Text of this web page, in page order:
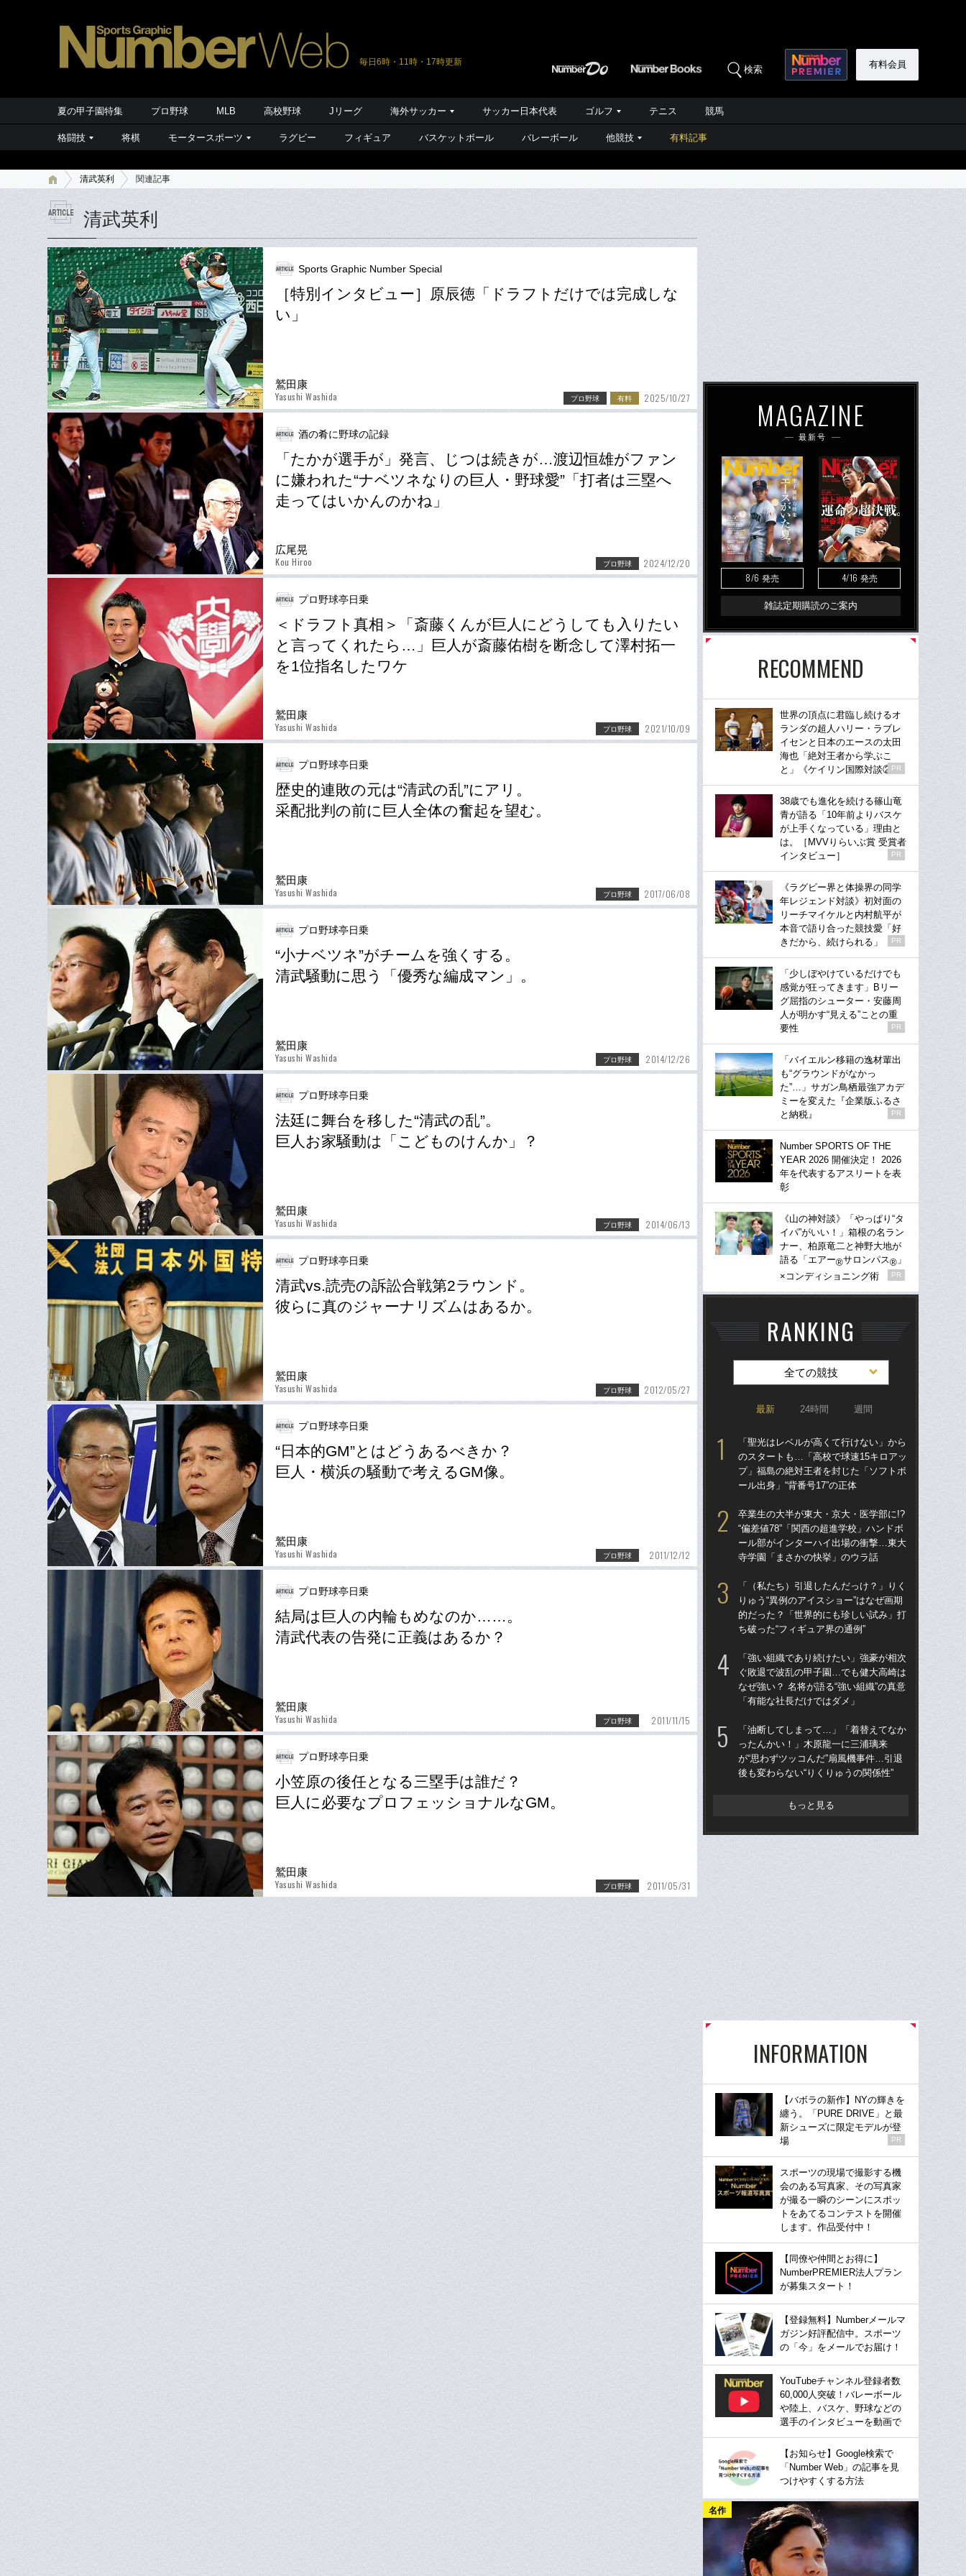
毎日6時・11時・17時更新
検索 有料会員
夏の甲子園特集 プロ野球 MLB 高校野球 Jリーグ 海外サッカー サッカー日本代表 ゴルフ テニス 競馬
格闘技 将棋 モータースポーツ ラグビー フィギュア バスケットボール バレーボール 他競技 有料記事
清武英利 関連記事
清武英利
Sports Graphic Number Special
［特別インタビュー］原辰徳「ドラフトだけでは完成しな
い」
鷲田康
Yasushi Washida プロ野球 有料 2025/10/27
酒の肴に野球の記録
「たかが選手が」発言、じつは続きが…渡辺恒雄がファン
に嫌われた“ナベツネなりの巨人・野球愛”「打者は三塁へ
走ってはいかんのかね」
広尾晃
Kou Hiroo プロ野球 2024/12/20
プロ野球亭日乗
＜ドラフト真相＞「斎藤くんが巨人にどうしても入りたい
と言ってくれたら…」巨人が斎藤佑樹を断念して澤村拓一
を1位指名したワケ
鷲田康
Yasushi Washida プロ野球 2021/10/09
プロ野球亭日乗
歴史的連敗の元は“清武の乱”にアリ。
采配批判の前に巨人全体の奮起を望む。
鷲田康
Yasushi Washida プロ野球 2017/06/08
プロ野球亭日乗
“小ナベツネ”がチームを強くする。
清武騒動に思う「優秀な編成マン」。
鷲田康
Yasushi Washida プロ野球 2014/12/26
プロ野球亭日乗
法廷に舞台を移した“清武の乱”。
巨人お家騒動は「こどものけんか」？
鷲田康
Yasushi Washida プロ野球 2014/06/13
プロ野球亭日乗
清武vs.読売の訴訟合戦第2ラウンド。
彼らに真のジャーナリズムはあるか。
鷲田康
Yasushi Washida プロ野球 2012/05/27
プロ野球亭日乗
“日本的GM”とはどうあるべきか？
巨人・横浜の騒動で考えるGM像。
鷲田康
Yasushi Washida プロ野球 2011/12/12
プロ野球亭日乗
結局は巨人の内輪もめなのか……。
清武代表の告発に正義はあるか？
鷲田康
Yasushi Washida プロ野球 2011/11/15
プロ野球亭日乗
小笠原の後任となる三塁手は誰だ？
巨人に必要なプロフェッショナルなGM。
鷲田康
Yasushi Washida プロ野球 2011/05/31
MAGAZINE
最新号
8/6 発売 4/16 発売
雑誌定期購読のご案内
RECOMMEND
世界の頂点に君臨し続けるオ
ランダの超人ハリー・ラブレ
イセンと日本のエースの太田
海也「絶対王者から学ぶこ
と」《ケイリン国際対談②》
PR
38歳でも進化を続ける篠山竜
青が語る「10年前よりバスケ
が上手くなっている」理由と
は。［MVVりらいぶ賞 受賞者
インタビュー］
PR
《ラグビー界と体操界の同学
年レジェンド対談》初対面の
リーチマイケルと内村航平が
本音で語り合った競技愛「好
きだから、続けられる」
PR
「少しぼやけているだけでも
感覚が狂ってきます」Bリー
グ屈指のシューター・安藤周
人が明かす“見える”ことの重
要性
PR
「バイエルン移籍の逸材輩出
も“グラウンドがなかっ
た”…」サガン鳥栖最強アカデ
ミーを変えた『企業版ふるさ
と納税』
PR
Number SPORTS OF THE
YEAR 2026 開催決定！ 2026
年を代表するアスリートを表
彰
《山の神対談》「やっぱり“タ
イパ”がいい！」箱根の名ラン
ナー、柏原竜二と神野大地が
語る「エアー®サロンパス® 」
×コンディショニング術
PR
RANKING
全ての競技
最新 24時間 週間
「聖光はレベルが高くて行けない」から
のスタートも…「高校で球速15キロアッ
プ」福島の絶対王者を封じた「ソフトボ
ール出身」“背番号17”の正体
卒業生の大半が東大・京大・医学部に!?
“偏差値78”「関西の超進学校」ハンドボ
ール部がインターハイ出場の衝撃…東大
寺学園「まさかの快挙」のウラ話
「（私たち）引退したんだっけ？」りく
りゅう“異例のアイスショー”はなぜ画期
的だった？「世界的にも珍しい試み」打
ち破った“フィギュア界の通例”
「強い組織であり続けたい」強豪が相次
ぐ敗退で波乱の甲子園…でも健大高崎は
なぜ強い？ 名将が語る“強い組織”の真意
「有能な社長だけではダメ」
「油断してしまって…」「着替えてなか
ったんかい！」木原龍一に三浦璃来
が“思わずツッコんだ”扇風機事件…引退
後も変わらない“りくりゅうの関係性”
もっと見る
INFORMATION
【バボラの新作】NYの輝きを
纏う。「PURE DRIVE」と最
新シューズに限定モデルが登
場
PR
スポーツの現場で撮影する機
会のある写真家、その写真家
が撮る一瞬のシーンにスポッ
トをあてるコンテストを開催
します。作品受付中！
【同僚や仲間とお得に】
NumberPREMIER法人プラン
が募集スタート！
【登録無料】Numberメールマ
ガジン好評配信中。スポーツ
の「今」をメールでお届け！
YouTubeチャンネル登録者数
60,000人突破！バレーボール
や陸上、バスケ、野球などの
選手のインタビューを動画で
【お知らせ】Google検索で
「Number Web」の記事を見
つけやすくする方法
名作